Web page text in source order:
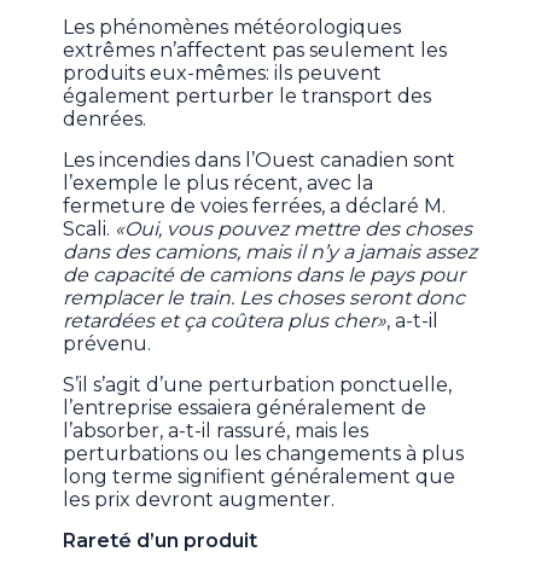
Les phénomènes météorologiques
extrêmes n’affectent pas seulement les
produits eux-mêmes: ils peuvent
également perturber le transport des
denrées.
Les incendies dans l’Ouest canadien sont
l’exemple le plus récent, avec la
fermeture de voies ferrées, a déclaré M.
Scali. «Oui, vous pouvez mettre des choses
dans des camions, mais il n’y a jamais assez
de capacité de camions dans le pays pour
remplacer le train. Les choses seront donc
retardées et ça coûtera plus cher», a-t-il
prévenu.
S’il s’agit d’une perturbation ponctuelle,
l’entreprise essaiera généralement de
l’absorber, a-t-il rassuré, mais les
perturbations ou les changements à plus
long terme signifient généralement que
les prix devront augmenter.
Rareté d’un produit